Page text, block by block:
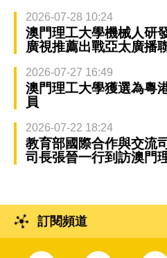
2026-07-28 10:24
澳門理工大學機械人研
廣視推薦出戰亞太廣播
2026-07-27 16:49
澳門理工大學獲選為粵
員
2026-07-22 18:24
教育部國際合作與交流
司長張晉一行到訪澳門
訂閱頻道